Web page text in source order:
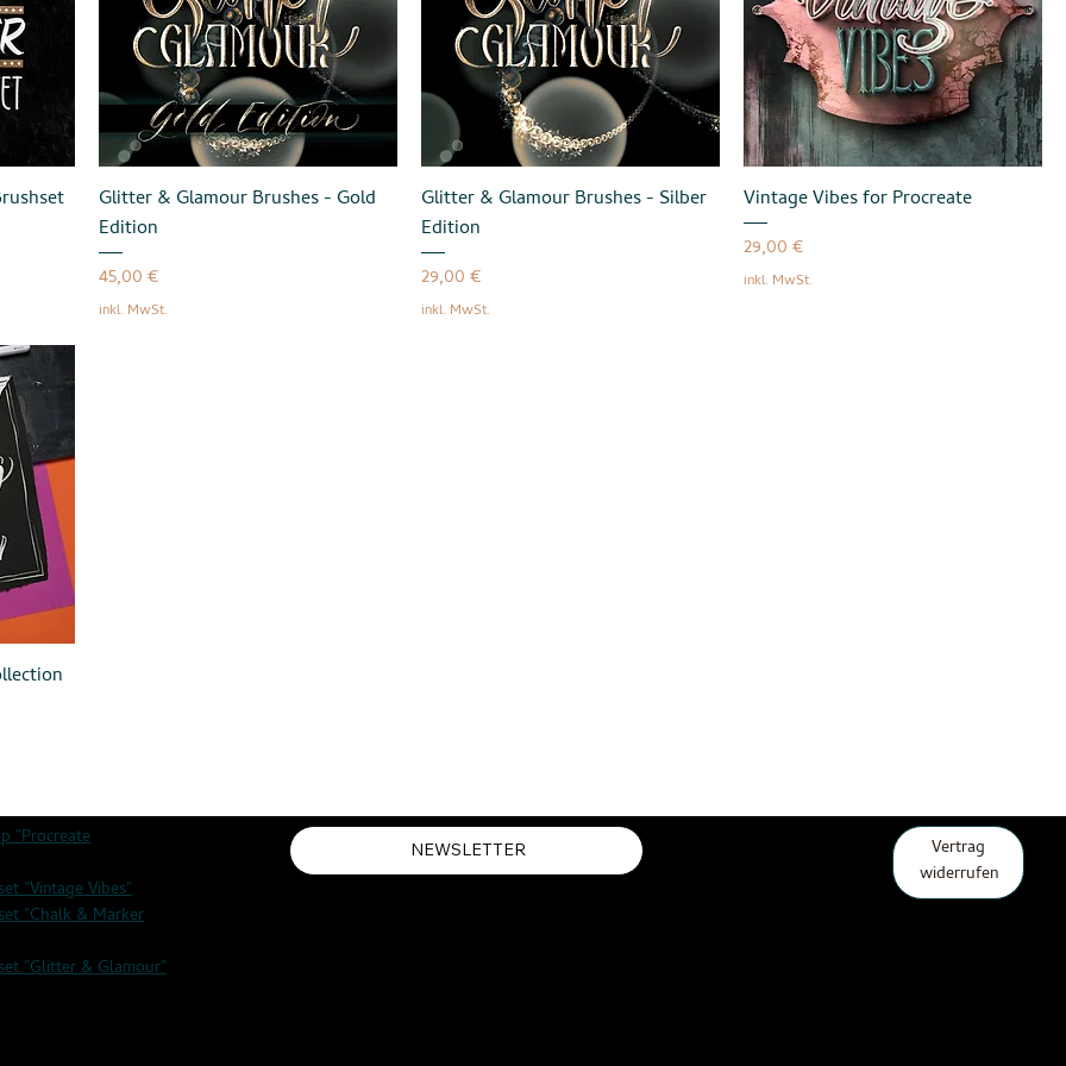
Glitter & Glamour Brushes - Gold
Edition
Preis
45,00 €
inkl. MwSt.
Glitter & Glamour Brushes - Silber
Edition
Preis
29,00 €
inkl. MwSt.
Vintage Vibes for Procreate
Preis
29,00 €
inkl. MwSt.
Vertrag
widerrufen
NEWSLETTER
"Procreate
"Vintage Vibes"
"Chalk & Marker
"Glitter & Glamour"